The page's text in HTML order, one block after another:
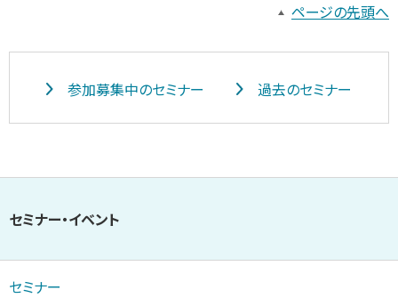
ページの先頭へ
参加募集中のセミナー 過去のセミナー
セミナー・イベント
セミナー